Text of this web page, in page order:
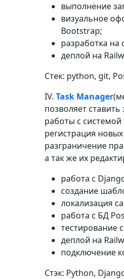
выполнение
визуальное
Bootstrap;
разработка на
деплой на
Стек: python, git,
IV. Task Manager
позволяет
работы с системой
регистрация
разграничение
а так же их
работа с
создание
локализация
работа с БД
тестирование
деплой на
подключение
Стэк: Python,